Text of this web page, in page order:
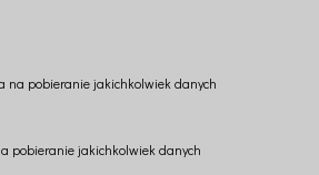
na pobieranie jakichkolwiek danych
pobieranie jakichkolwiek danych